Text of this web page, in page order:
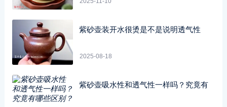
紫砂壶装开水很烫是不是说明透气性
2025-08-18
紫砂壶吸水性和透气性一样吗？究竟有